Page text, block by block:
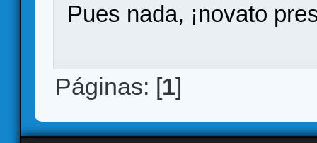
Pues nada, ¡novato
Páginas: [1]